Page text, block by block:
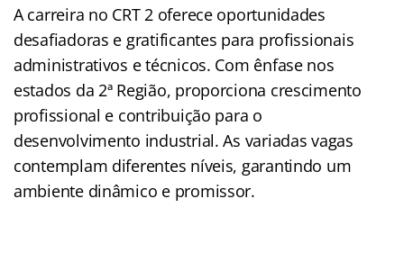
A carreira no CRT 2 oferece oportunidades
desafiadoras e gratificantes para profissionais
administrativos e técnicos. Com ênfase nos
estados da 2ª Região, proporciona crescimento
profissional e contribuição para o
desenvolvimento industrial. As variadas vagas
contemplam diferentes níveis, garantindo um
ambiente dinâmico e promissor.